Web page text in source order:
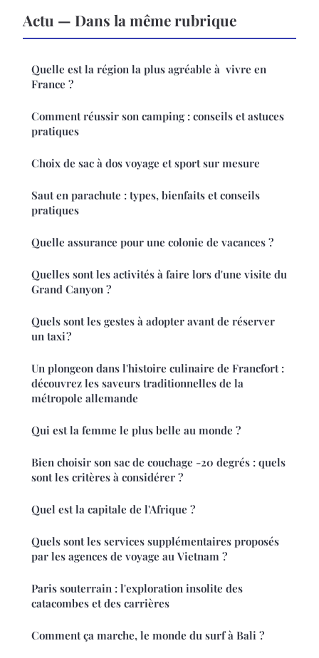
Actu — Dans la même rubrique
Quelle est la région la plus agréable à vivre en
France ?
Comment réussir son camping : conseils et astuces
pratiques
Choix de sac à dos voyage et sport sur mesure
Saut en parachute : types, bienfaits et conseils
pratiques
Quelle assurance pour une colonie de vacances ?
Quelles sont les activités à faire lors d'une visite du
Grand Canyon ?
Quels sont les gestes à adopter avant de réserver
un taxi ?
Un plongeon dans l'histoire culinaire de Francfort :
découvrez les saveurs traditionnelles de la
métropole allemande
Qui est la femme le plus belle au monde ?
Bien choisir son sac de couchage -20 degrés : quels
sont les critères à considérer ?
Quel est la capitale de l'Afrique ?
Quels sont les services supplémentaires proposés
par les agences de voyage au Vietnam ?
Paris souterrain : l'exploration insolite des
catacombes et des carrières
Comment ça marche, le monde du surf à Bali ?